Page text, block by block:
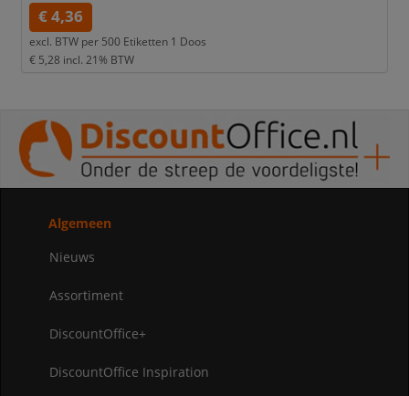
€ 4,36
excl. BTW per 500 Etiketten 1 Doos
€ 5,28 incl. 21% BTW
Algemeen
Nieuws
Assortiment
DiscountOffice+
DiscountOffice Inspiration